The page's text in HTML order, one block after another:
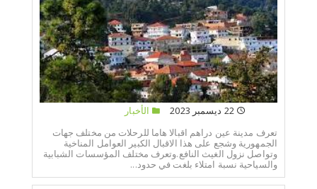
22 ديسمبر 2023
الأخبار
تعرف مدينة عين دراهم اقبالا هاما للرحلات من مختلف جهات
الجمهورية وشجع على هذا الاقبال الكبير العوامل المناخية
وتواصل نزول الغيث النافع.وتعرف مختلف المؤسسات الشبابية
والسياحية نسبة امتلاء بلغت في حدود...